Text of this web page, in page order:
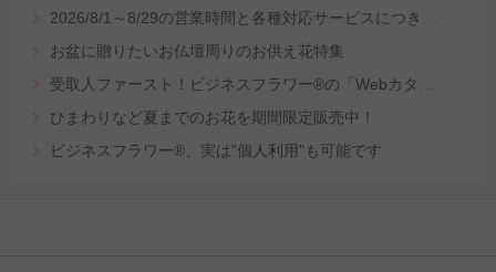
お盆に贈りたいお仏壇周りのお供え花特集
ひまわりなど夏までのお花を期間限定販売中！
ビジネスフラワー®、実は"個人利用"も可能です